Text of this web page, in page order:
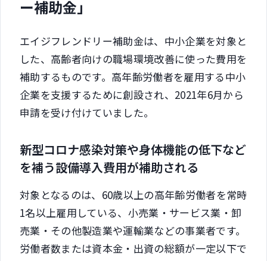
ー補助金」
エイジフレンドリー補助金は、中小企業を対象と
した、高齢者向けの職場環境改善に使った費用を
補助するものです。高年齢労働者を雇用する中小
企業を支援するために創設され、2021年6月から
申請を受け付けていました。
新型コロナ感染対策や身体機能の低下など
を補う設備導入費用が補助される
対象となるのは、60歳以上の高年齢労働者を常時
1名以上雇用している、小売業・サービス業・卸
売業・その他製造業や運輸業などの事業者です。
労働者数または資本金・出資の総額が一定以下で